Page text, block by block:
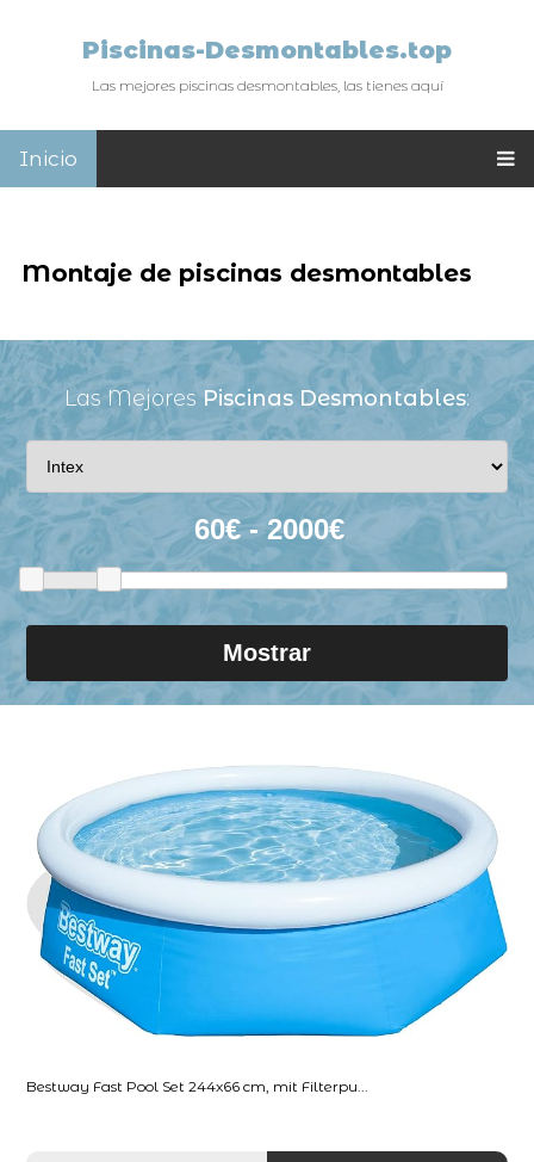
Piscinas-Desmontables.top
Las mejores piscinas desmontables, las tienes aquí
Inicio
Montaje de piscinas desmontables
Las Mejores Piscinas Desmontables:
Mostrar
Bestway Fast Pool Set 244x66 cm, mit Filterpu...